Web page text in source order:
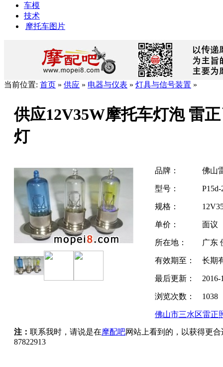
车模
技术
摩托车图片
当前位置: 首页 » 供应 » 电器与仪表 » 灯具与信号装置 »
供应12V35W摩托车灯泡 雷
灯
品牌： 佛山
型号： P15d-
规格：
单价： 面议
所在地： 广东
有效期至： 长期
最后更新： 2016-
浏览次数： 1038
佛山市三水区雷正
注： 联系我时，请说是在摩配吧网站上看到的，以获得更
87822913